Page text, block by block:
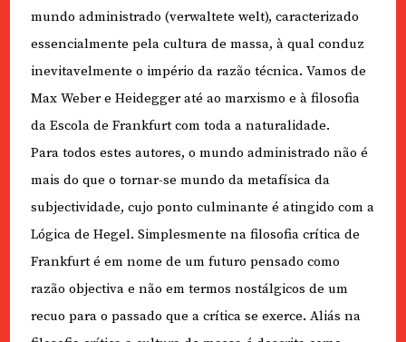
mundo administrado (verwaltete welt), caracterizado
essencialmente pela cultura de massa, à qual conduz
inevitavelmente o império da razão técnica. Vamos de
Max Weber e Heidegger até ao marxismo e à filosofia
da Escola de Frankfurt com toda a naturalidade.
Para todos estes autores, o mundo administrado não é
mais do que o tornar-se mundo da metafísica da
subjectividade, cujo ponto culminante é atingido com a
Lógica de Hegel. Simplesmente na filosofia crítica de
Frankfurt é em nome de um futuro pensado como
razão objectiva e não em termos nostálgicos de um
recuo para o passado que a crítica se exerce. Aliás na